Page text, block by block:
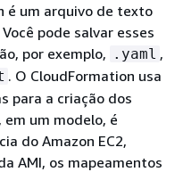
é um arquivo de texto
pode salvar esses
por exemplo, .yaml ,
. O CloudFormation usa
para a criação dos
em um modelo, é
do Amazon EC2,
AMI, os mapeamentos